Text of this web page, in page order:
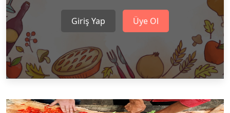
Giriş Yap Üye Ol